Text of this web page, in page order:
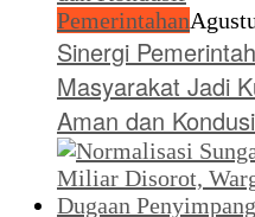
Pemerintahan
Sinergi
Masyarakat Jadi
Aman dan